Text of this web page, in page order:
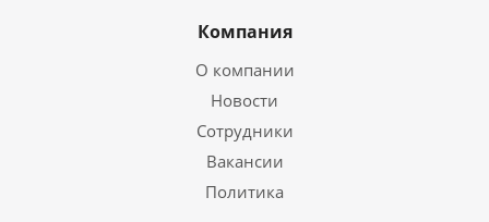
Компания
О компании
Новости
Сотрудники
Вакансии
Политика